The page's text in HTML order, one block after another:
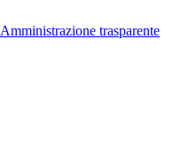
Amministrazione trasparente